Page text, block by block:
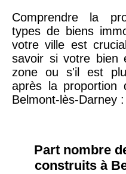
75013 -Paris
13ème
arrondissement
10 073
76600 - Le Havre 2 455 €
Comprendre la
types de biens
votre ville est
savoir si votre bien
zone ou s'il est
après la proportion
Belmont-lès-Darney :
Part nombre
construits à